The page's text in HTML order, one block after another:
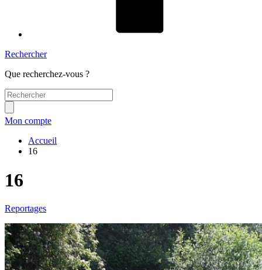
Rechercher
Que recherchez-vous ?
Mon compte
Accueil
16
16
Reportages